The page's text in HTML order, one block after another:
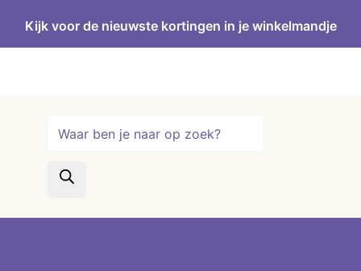
Kijk voor de nieuwste kortingen in je winkelmandje
zoeken